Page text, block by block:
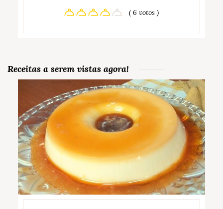
( 6 votos )
Receitas a serem vistas agora!